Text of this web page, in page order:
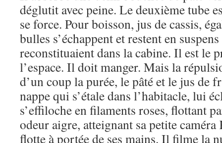
déglutit avec peine. Le deuxième tube
se force. Pour boisson, jus de cassis,
bulles s’échappent et restent en
reconstituaient dans la cabine. Il est le
l’espace. Il doit manger. Mais la
d’un coup la purée, le pâté et le jus de
nappe qui s’étale dans l’habitacle, lui
s’effiloche en filaments roses, flottant
odeur aigre, atteignant sa petite
flotte à portée de ses mains. Il filme la